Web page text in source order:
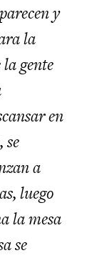
y
la
gente
en
se
a
luego
la mesa
se